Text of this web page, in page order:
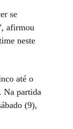
se
afirmou
neste
até o
Na partida
(9),